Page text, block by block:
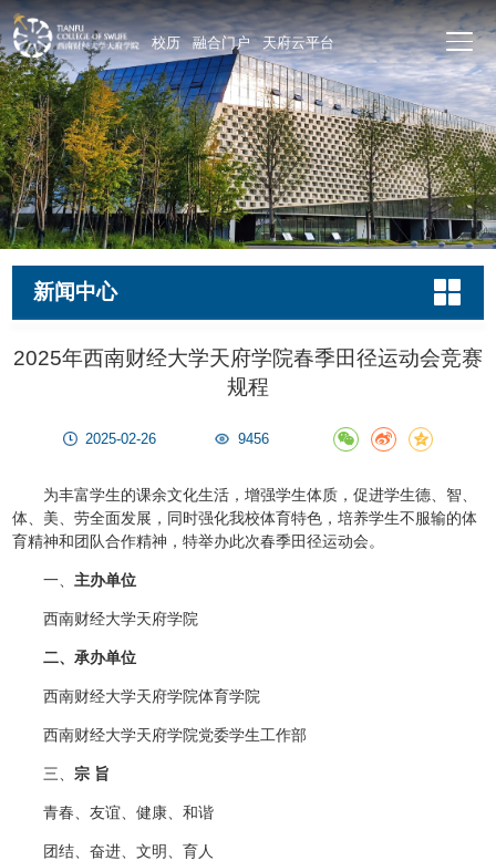
校历 融合门户 天府云平台
新闻中心
2025年西南财经大学天府学院春季田径运动会竞赛
规程
2025-02-26 9456
为丰富学生的课余文化生活，增强学生体质，促进学生德、智、
体、美、劳全面发展，同时强化我校体育特色，培养学生不服输的体
育精神和团队合作精神，特举办此次春季田径运动会。
一、 主办单位
西南财经大学天府学院
二、承办单位
西南财经大学天府学院体育学院
西南财经大学天府学院党委学生工作部
三、 宗 旨
青春、友谊、健康、和谐
团结、奋进、文明、育人